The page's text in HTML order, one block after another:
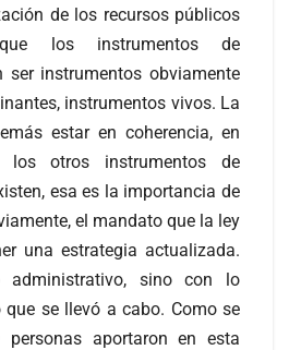
de los recursos públicos
los instrumentos de
ser instrumentos obviamente
instrumentos vivos. La
estar en coherencia, en
los otros instrumentos de
esa es la importancia de
el mandato que la ley
una estrategia actualizada.
sino con lo
se llevó a cabo. Como se
personas aportaron en esta